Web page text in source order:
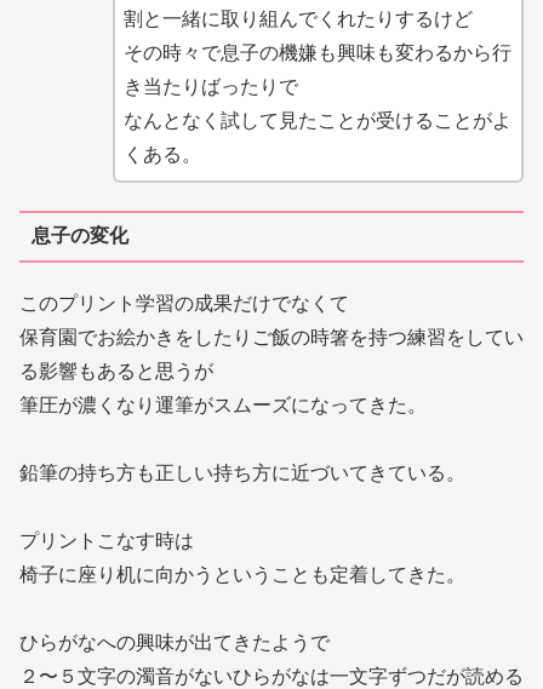
割と一緒に取り組んでくれたりするけど
その時々で息子の機嫌も興味も変わるから行
き当たりばったりで
なんとなく試して見たことが受けることがよ
くある。
息子の変化
このプリント学習の成果だけでなくて
保育園でお絵かきをしたりご飯の時箸を持つ練習をしてい
る影響もあると思うが
筆圧が濃くなり運筆がスムーズになってきた。
鉛筆の持ち方も正しい持ち方に近づいてきている。
プリントこなす時は
椅子に座り机に向かうということも定着してきた。
ひらがなへの興味が出てきたようで
２〜５文字の濁音がないひらがなは一文字ずつだが読める